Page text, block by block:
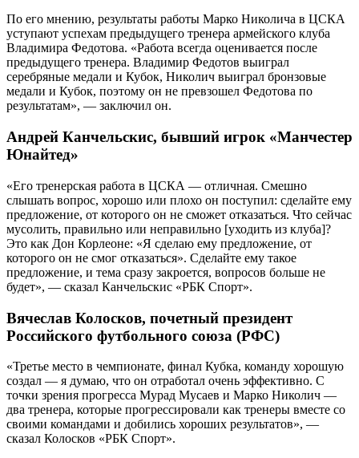
По его мнению, результаты работы Марко Николича в ЦСКА
уступают успехам предыдущего тренера армейского клуба
Владимира Федотова. «Работа всегда оценивается после
предыдущего тренера. Владимир Федотов выиграл
серебряные медали и Кубок, Николич выиграл бронзовые
медали и Кубок, поэтому он не превзошел Федотова по
результатам», — заключил он.
Андрей Канчельскис, бывший игрок «Манчестер
Юнайтед»
«Его тренерская работа в ЦСКА — отличная. Смешно
слышать вопрос, хорошо или плохо он поступил: сделайте ему
предложение, от которого он не сможет отказаться. Что сейчас
мусолить, правильно или неправильно [уходить из клуба]?
Это как Дон Корлеоне: «Я сделаю ему предложение, от
которого он не смог отказаться». Сделайте ему такое
предложение, и тема сразу закроется, вопросов больше не
будет», — сказал Канчельскис «РБК Спорт».
Вячеслав Колосков, почетный президент
Российского футбольного союза (РФС)
«Третье место в чемпионате, финал Кубка, команду хорошую
создал — я думаю, что он отработал очень эффективно. С
точки зрения прогресса Мурад Мусаев и Марко Николич —
два тренера, которые прогрессировали как тренеры вместе со
своими командами и добились хороших результатов», —
сказал Колосков «РБК Спорт».